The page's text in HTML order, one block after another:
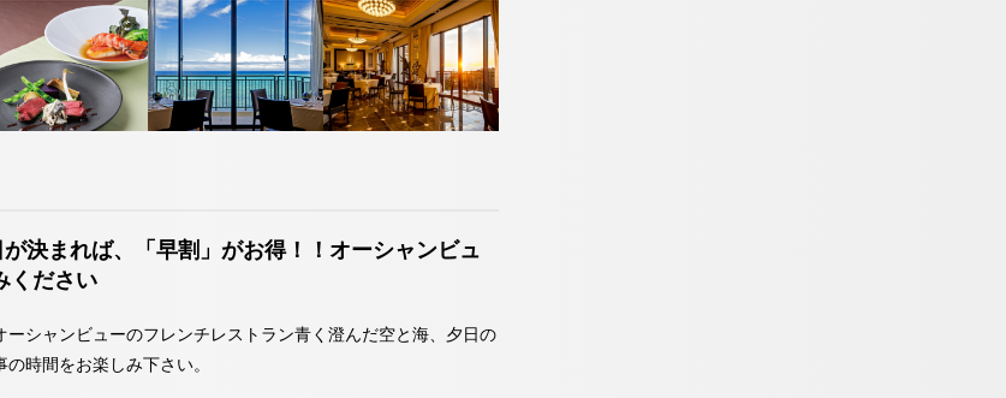
決まれば、「早割」がお得！！オーシャンビュ
ください
シャンビューのフレンチレストラン青く澄んだ空と海、夕日の
時間をお楽しみ下さい。
ザーネットで予約する
TEL098-993-7113
（受付時間9:00～19:00）
ネットで予約する
TEL098-993-7113
（受付時間9:00～19:00）
タイガービーチカフェ
ない方